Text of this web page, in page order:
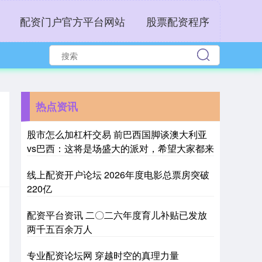
配资门户官方平台网站 股票配资程序
热点资讯
股市怎么加杠杆交易 前巴西国脚谈澳大利亚
vs巴西：这将是场盛大的派对，希望大家都来
线上配资开户论坛 2026年度电影总票房突破
220亿
配资平台资讯 二〇二六年度育儿补贴已发放
两千五百余万人
专业配资论坛网 穿越时空的真理力量